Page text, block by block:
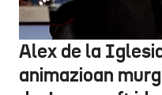
Alex de la
animazioan